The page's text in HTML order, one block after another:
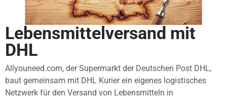
Lebensmittelversand mit
DHL
Allyouneed.com, der Supermarkt der Deutschen Post DHL,
baut gemeinsam mit DHL Kurier ein eigenes logistisches
Netzwerk für den Versand von Lebensmitteln in